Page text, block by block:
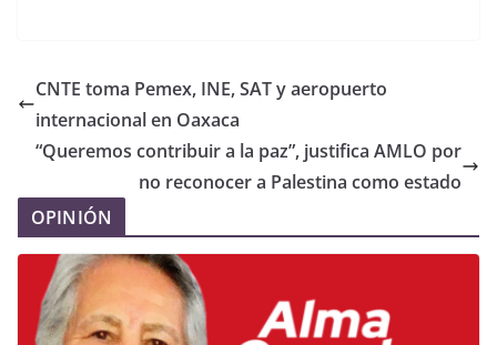
CNTE toma Pemex, INE, SAT y aeropuerto
internacional en Oaxaca
“Queremos contribuir a la paz”, justifica AMLO por
no reconocer a Palestina como estado
OPINIÓN